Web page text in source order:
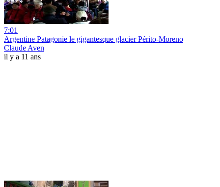
7:01
Argentine Patagonie le gigantesque glacier Périto-Moreno
Claude Aven
il y a 11 ans